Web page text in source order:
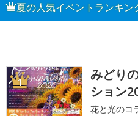
夏の人気イベントランキン
1
みどり
ション
花と光のコ